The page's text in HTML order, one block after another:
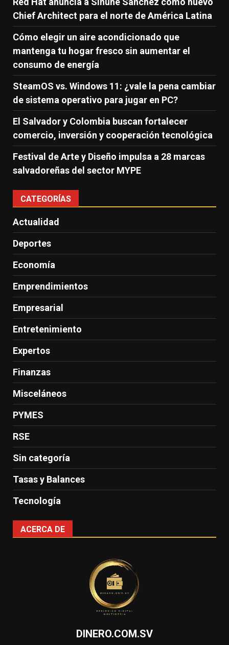
Chief Architect para el norte de América Latina
Cómo elegir un aire acondicionado que
mantenga tu hogar fresco sin aumentar el
consumo de energía
SteamOS vs. Windows 11: ¿vale la pena cambiar
de sistema operativo para jugar en PC?
El Salvador y Colombia buscan fortalecer
comercio, inversión y cooperación tecnológica
Festival de Arte y Diseño impulsa a 28 marcas
salvadoreñas del sector MYPE
CATEGORÍAS
Actualidad
Deportes
Economía
Emprendimientos
Empresarial
Entretenimiento
Expertos
Finanzas
Misceláneos
PYMES
RSE
Sin categoría
Tasas y Balances
Tecnología
ACERCA DE
DINERO.COM.SV